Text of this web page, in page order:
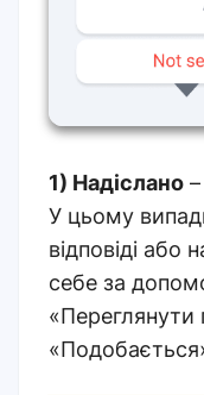
1) Надіслано
У цьому
відповіді або
себе за
«Переглянути